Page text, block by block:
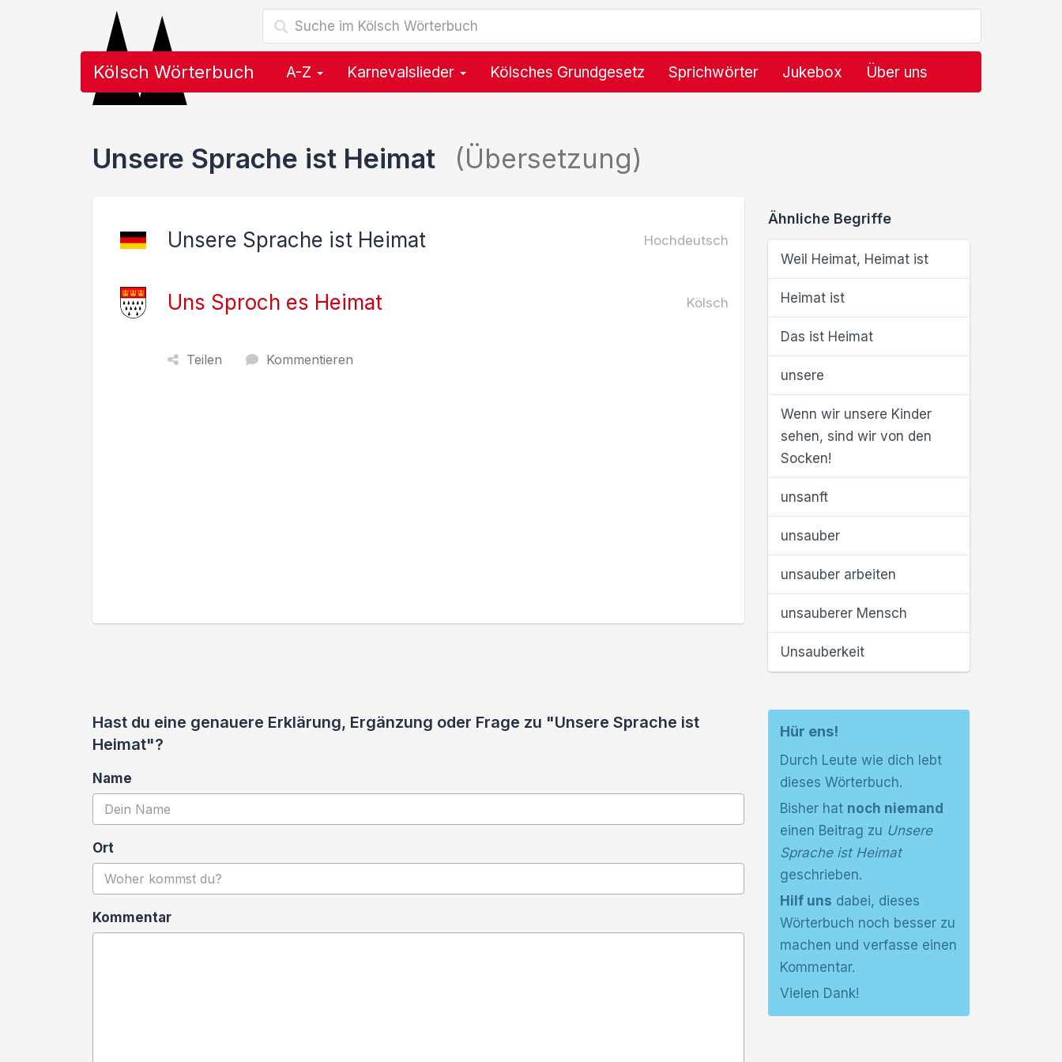
Kölsch Wörterbuch A-Z Karnevalslieder Kölsches Grundgesetz Sprichwörter Jukebox Über uns
Unsere Sprache ist Heimat (Übersetzung)
Unsere Sprache ist Heimat Hochdeutsch
Uns Sproch es Heimat Kölsch
Teilen Kommentieren
Ähnliche Begriffe
Weil Heimat, Heimat ist
Heimat ist
Das ist Heimat
unsere
Wenn wir unsere Kinder
sehen, sind wir von den
Socken!
unsanft
unsauber
unsauber arbeiten
unsauberer Mensch
Unsauberkeit
Hast du eine genauere Erklärung, Ergänzung oder Frage zu "Unsere Sprache ist
Heimat"?
Name
Ort
Kommentar
Hür ens!
Durch Leute wie dich lebt
dieses Wörterbuch.
Bisher hat noch niemand
einen Beitrag zu Unsere
Sprache ist Heimat
geschrieben.
Hilf uns dabei, dieses
Wörterbuch noch besser zu
machen und verfasse einen
Kommentar.
Vielen Dank!